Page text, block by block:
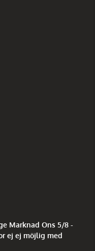
Marknad Ons 5/8 -
ej ej möjlig med